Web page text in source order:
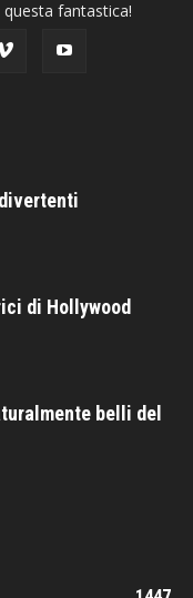
fantastica!
di Hollywood
belli del